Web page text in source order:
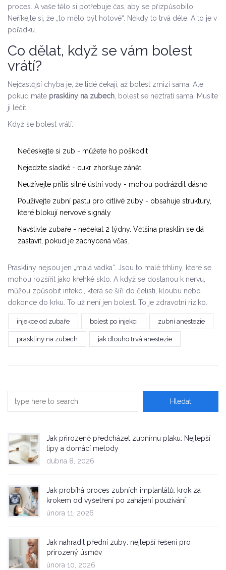
proces. A vaše tělo si potřebuje čas, aby se přizpůsobilo.
Neříkejte si, že „to mělo být hotové“. Někdy to trvá déle. A to je v
pořádku.
Co dělat, když se vám bolest
vrátí?
Nejčastější chyba je, že lidé čekají, až bolest zmizí sama. Ale
pokud máte praskliny na zubech, bolest se neztratí sama. Musíte
ji léčit.
Když se bolest vrátí:
Nečeskejte si zub - můžete ho poškodit
Nejedzte sladké - cukr zhoršuje zánět
Neužívejte příliš silné ústní vody - mohou podráždit dásně
Používejte zubní pastu pro citlivé zuby - obsahuje struktury,
které blokují nervové signály
Navštivte zubaře - nečekat 2 týdny. Většina prasklin se dá
zastavit, pokud je zachycená včas.
Praskliny nejsou jen „malá vadka“. Jsou to malé trhliny, které se
mohou rozšířit jako křehké sklo. A když se dostanou k nervu,
můžou způsobit infekci, která se šíří do čelisti, kloubu nebo
dokonce do krku. To už není jen bolest. To je zdravotní riziko.
injekce od zubaře bolest po injekci zubní anestezie
praskliny na zubech jak dlouho trvá anestezie
Jak přirozeně předcházet zubnímu plaku: Nejlepší
tipy a domácí metody
dubna 8, 2026
Jak probíhá proces zubních implantátů: krok za
krokem od vyšetření po zahájení používání
února 11, 2026
Jak nahradit přední zuby: nejlepší řešení pro
přirozený úsměv
února 10, 2026